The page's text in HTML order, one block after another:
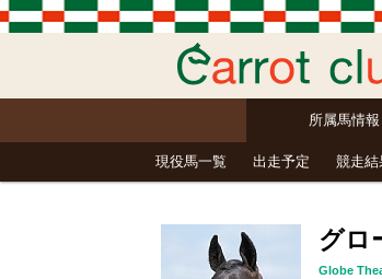
所属馬情報
現役馬一覧 出走予定 競走結
グロ
Globe